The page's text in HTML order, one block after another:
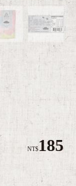
NT$185